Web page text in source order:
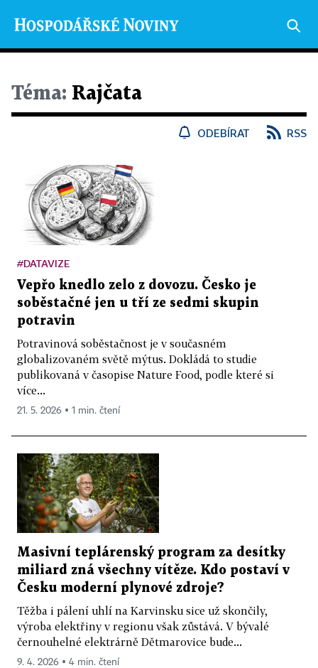
Téma: Rajčata
ODEBÍRAT RSS
#DATAVIZE
Vepřo knedlo zelo z dovozu. Česko je
soběstačné jen u tří ze sedmi skupin
potravin
Potravinová soběstačnost je v současném
globalizovaném světě mýtus. Dokládá to studie
publikovaná v časopise Nature Food, podle které si
více...
21. 5. 2026 ▪ 1 min. čtení
Masivní teplárenský program za desítky
miliard zná všechny vítěze. Kdo postaví v
Česku moderní plynové zdroje?
Těžba i pálení uhlí na Karvinsku sice už skončily,
výroba elektřiny v regionu však zůstává. V bývalé
černouhelné elektrárně Dětmarovice bude...
9. 4. 2026 ▪ 4 min. čtení